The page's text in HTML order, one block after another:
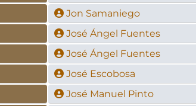
Jon Samaniego
José Ángel Fuentes
José Ángel Fuentes
José Escobosa
José Manuel Pinto